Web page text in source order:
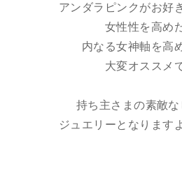
アンダラピンクがお好
女性性を高め
内なる女神軸を高
大変オススメ
持ち主さまの素敵
ジュエリーとなりま